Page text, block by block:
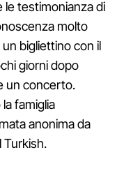
testimonianza di
molto
bigliettino con il
giorni dopo
un concerto.
famiglia
anonima da
Turkish.